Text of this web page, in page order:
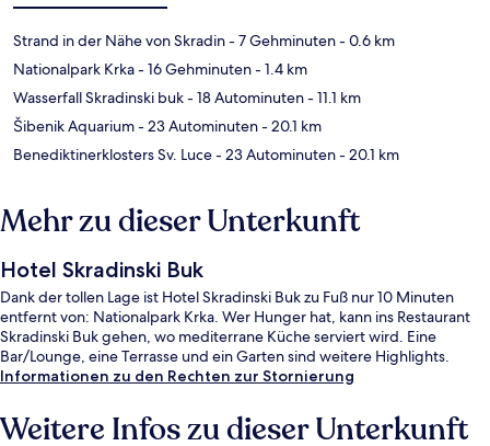
Strand in der Nähe von Skradin- 7 Gehminuten- 0.6 km
Nationalpark Krka- 16 Gehminuten- 1.4 km
Wasserfall Skradinski buk- 18 Autominuten- 11.1 km
Šibenik Aquarium- 23 Autominuten- 20.1 km
Benediktinerklosters Sv. Luce- 23 Autominuten- 20.1 km
Mehr zu dieser Unterkunft
Hotel Skradinski Buk
Dank der tollen Lage ist Hotel Skradinski Buk zu Fuß nur 10 Minuten
entfernt von: Nationalpark Krka. Wer Hunger hat, kann ins Restaurant
Skradinski Buk gehen, wo mediterrane Küche serviert wird. Eine
Bar/Lounge, eine Terrasse und ein Garten sind weitere Highlights.
Informationen zu den Rechten zur Stornierung
Weitere Infos zu dieser Unterkunft